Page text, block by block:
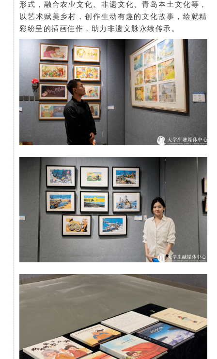
形式，融合农业文化、非遗文化、青岛本土文化等，
以艺术赋美乡村，创作生动有趣的文化故事，绘就精
彩纷呈的插画佳作，助力非遗文脉永续传承。